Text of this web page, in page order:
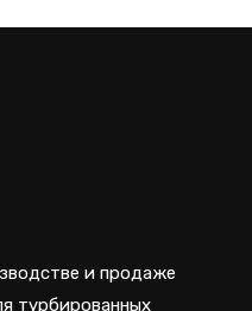
и продаже
турбированных